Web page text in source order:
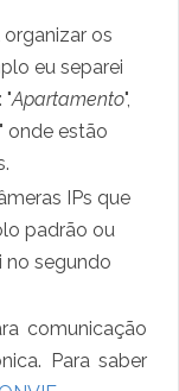
os
eu separei
"Apartamento",
" onde estão
IPs que
padrão ou
no segundo
comunicação
Para saber